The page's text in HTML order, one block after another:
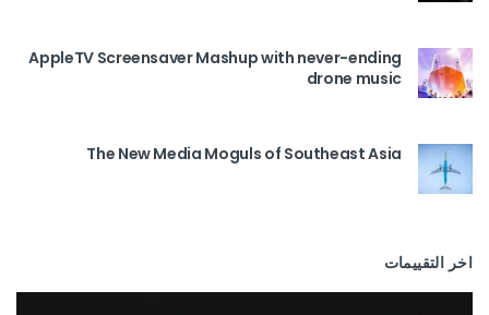
AppleTV Screensaver Mashup with never-ending
drone music
The New Media Moguls of Southeast Asia
اخر التقييمات